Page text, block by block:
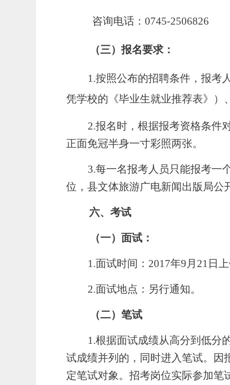
咨询电话：0745-2506826
（三）报名要求：
1.按照公布的招聘条件，报考
凭学校的《毕业生就业推荐表》）
2.报名时，根据报考资格条件
正面免冠半身一寸彩照两张。
3.每一名报考人员只能报考一
位，县文体旅游广电新闻出版局公
六、考试
（一）面试：
1.面试时间：2017年9月21日
2.面试地点：另行通知。
（二）笔试
1.根据面试成绩从高分到低分
试成绩并列的，同时进入笔试。
因
定笔试对象。招考岗位实际参加